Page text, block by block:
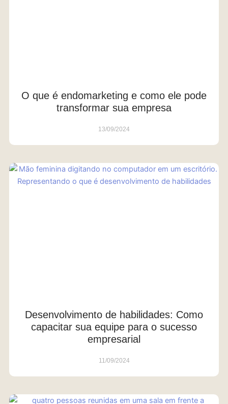
O que é endomarketing e como ele pode
transformar sua empresa
13/09/2024
Desenvolvimento de habilidades: Como
capacitar sua equipe para o sucesso
empresarial
11/09/2024